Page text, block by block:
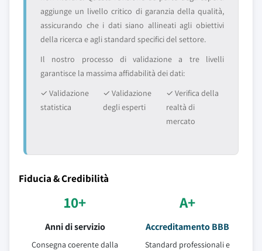
aggiunge un livello critico di garanzia della qualità,
assicurando che i dati siano allineati agli obiettivi
della ricerca e agli standard specifici del settore.
Il nostro processo di validazione a tre livelli
garantisce la massima affidabilità dei dati:
✓ Validazione
statistica
✓ Validazione
degli esperti
✓ Verifica della
realtà di
mercato
Fiducia & Credibilità
10+
Anni di servizio
Consegna coerente dalla
A+
Accreditamento BBB
Standard professionali e